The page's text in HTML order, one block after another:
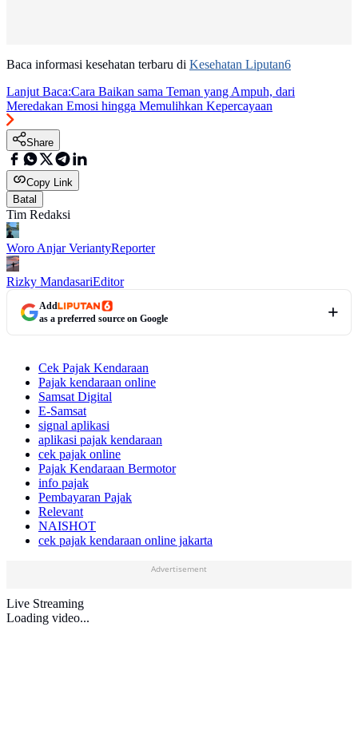
Baca informasi kesehatan terbaru di Kesehatan Liputan6
Lanjut Baca:Cara Baikan sama Teman yang Ampuh, dari
Meredakan Emosi hingga Memulihkan Kepercayaan
Share
Copy Link
Batal
Tim Redaksi
Woro Anjar VeriantyReporter
Rizky MandasariEditor
Add
as a preferred source on Google
Cek Pajak Kendaraan
Pajak kendaraan online
Samsat Digital
E-Samsat
signal aplikasi
aplikasi pajak kendaraan
cek pajak online
Pajak Kendaraan Bermotor
info pajak
Pembayaran Pajak
Relevant
NAISHOT
cek pajak kendaraan online jakarta
Advertisement
Live Streaming
Loading video...